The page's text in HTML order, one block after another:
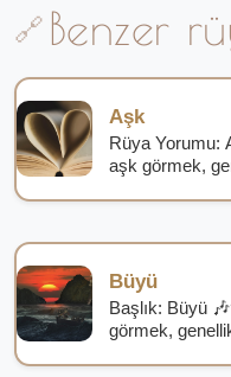
Benzer
Aşk
Rüya Yorumu:
aşk görmek,
Büyü
Başlık: Büyü
görmek,